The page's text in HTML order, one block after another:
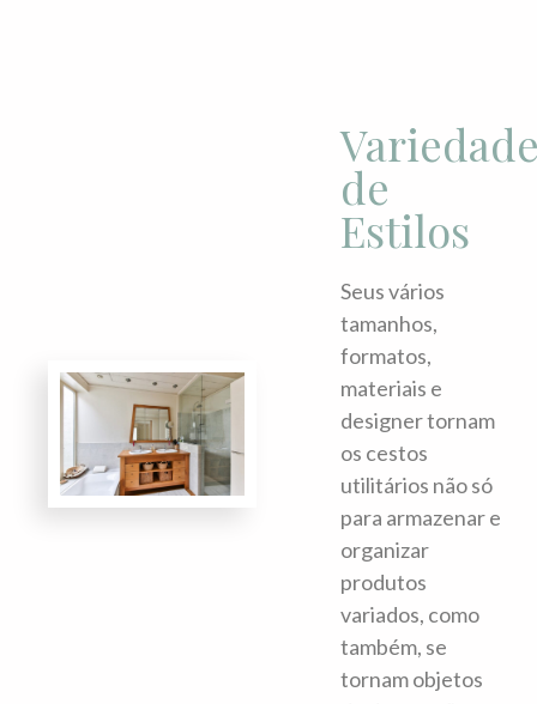
de
Estilos
Seus vários
tamanhos,
formatos,
materiais e
designer tornam
os cestos
utilitários não só
para armazenar e
organizar
produtos
variados, como
também, se
tornam objetos